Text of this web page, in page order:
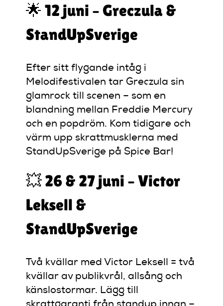
🌟 12 juni – Greczula &
StandUpSverige
Efter sitt flygande intåg i
Melodifestivalen tar Greczula sin
glamrock till scenen – som en
blandning mellan Freddie Mercury
och en popdröm. Kom tidigare och
värm upp skrattmusklerna med
StandUpSverige på Spice Bar!
💥 26 & 27 juni – Victor
Leksell &
StandUpSverige
Två kvällar med Victor Leksell = två
kvällar av publikvrål, allsång och
känslostormar. Lägg till